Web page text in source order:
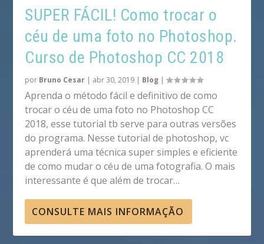
SUPER FÁCIL! Como trocar o
céu de uma foto no Photoshop.
Curso de Photoshop CC 2018
por Bruno Cesar | abr 30, 2019 | Blog |
Aprenda o método fácil e definitivo de como
trocar o céu de uma foto no Photoshop CC
2018, esse tutorial tb serve para outras versões
do programa. Nesse tutorial de photoshop, vc
aprenderá uma técnica super simples e eficiente
de como mudar o céu de uma fotografia. O mais
interessante é que além de trocar…
CONSULTE MAIS INFORMAÇÃO